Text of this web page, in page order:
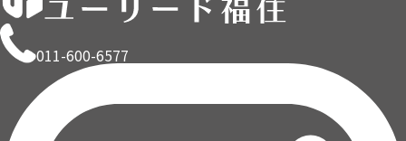
011-600-6577